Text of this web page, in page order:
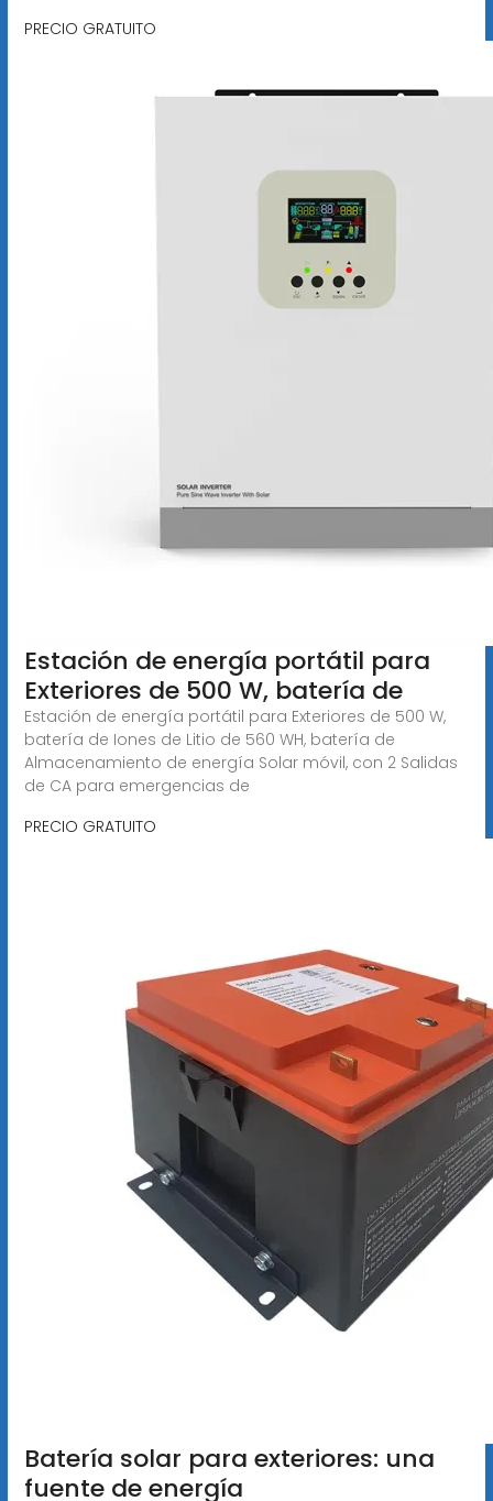
PRECIO GRATUITO
Estación de energía portátil para
Exteriores de 500 W, batería de
Estación de energía portátil para Exteriores de 500 W,
batería de Iones de Litio de 560 WH, batería de
Almacenamiento de energía Solar móvil, con 2 Salidas
de CA para emergencias de
PRECIO GRATUITO
Batería solar para exteriores: una
fuente de energía